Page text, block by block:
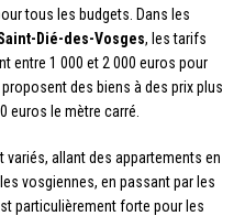
tous les budgets. Dans les
Dié-des-Vosges, les tarifs
entre 1 000 et 2 000 euros pour
des biens à des prix plus
euros le mètre carré.
allant des appartements en
vosgiennes, en passant par les
particulièrement forte pour les